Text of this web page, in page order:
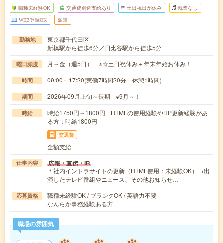
職種未経験OK 交通費別途支給あり 土日祝日が休み 残業なし
WEB登録OK 派遣
勤務地
東京都千代田区
新橋駅から徒歩6分／日比谷駅から徒歩5分
曜日頻度 月～金（週5日） ※☆土日祝休み＋年末年始お休み！
時間 09:00～17:20(実働7時間20分 休憩1時間)
期間 2026年09月上旬～長期 ※9月～！
時給
時給1750円～1800円 HTMLの使用経験やHP更新経験があ
る方：時給1800円
交通費
全額支給
仕事内容 広報・宣伝・IR
＊社内イントラサイトの更新（HTML使用：未経験OK）→出
演したテレビ番組やニュース、その他お知らせ…
応募資格
職種未経験OK / ブランクOK / 英語力不要
なんらか事務経験ある方
職場の雰囲気